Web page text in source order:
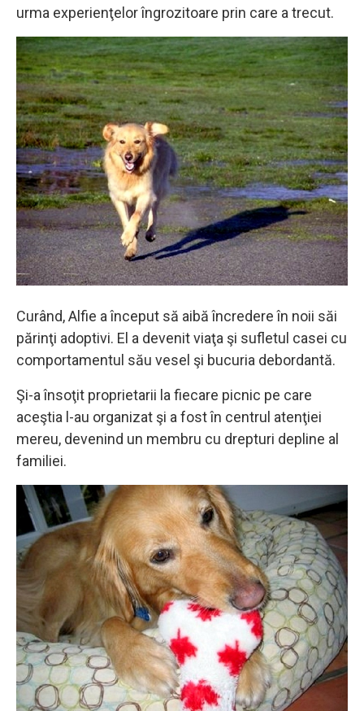
urma experienţelor îngrozitoare prin care a trecut.
Curând, Alfie a început să aibă încredere în noii săi
părinţi adoptivi. El a devenit viaţa şi sufletul casei cu
comportamentul său vesel şi bucuria debordantă.
Şi-a însoţit proprietarii la fiecare picnic pe care
aceştia l-au organizat şi a fost în centrul atenţiei
mereu, devenind un membru cu drepturi depline al
familiei.